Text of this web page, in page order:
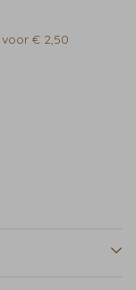
€ 2,50